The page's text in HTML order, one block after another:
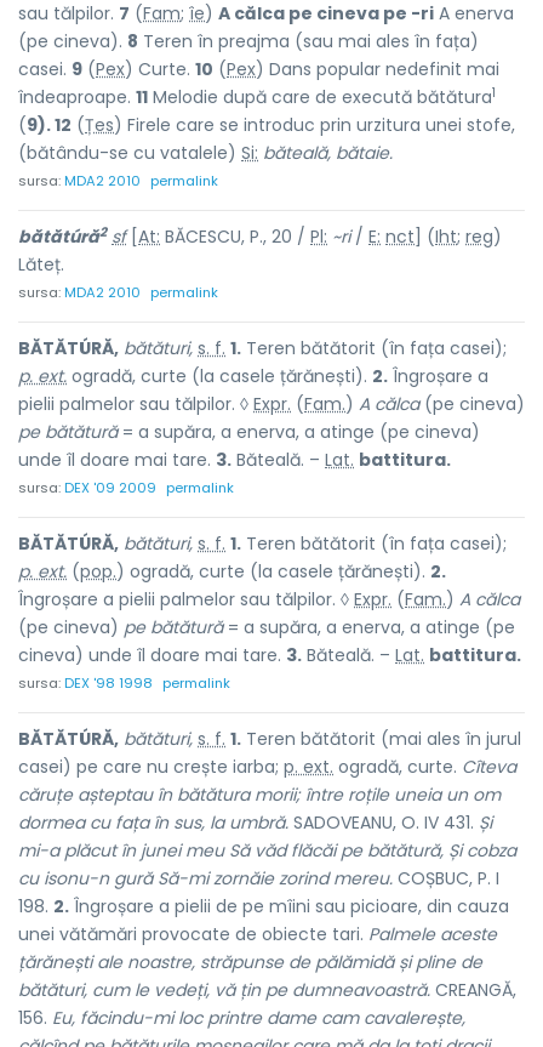
sau tălpilor. 7 (Fam; îe) A călca pe cineva pe -ri A enerva
(pe cineva). 8 Teren în preajma (sau mai ales în fața)
casei. 9 (Pex) Curte. 10 (Pex) Dans popular nedefinit mai
îndeaproape. 11 Melodie după care de execută bătătura1
(9). 12 (Țes) Firele care se introduc prin urzitura unei stofe,
(bătându-se cu vatalele) Si: băteală, bătaie.
sursa:MDA2 2010 permalink
bătătúră2 sf[ At: BĂCESCU, P., 20 / Pl: ~ri/ E: nct ] (Iht; reg)
Lăteț.
sursa:MDA2 2010 permalink
BĂTĂTÚRĂ, bătături, s. f. 1. Teren bătătorit (în fața casei);
p. ext. ogradă, curte (la casele țărănești). 2. Îngroșare a
pielii palmelor sau tălpilor. ◊ Expr. (Fam.) A călca(pe cineva)
pe bătătură= a supăra, a enerva, a atinge (pe cineva)
unde îl doare mai tare. 3. Băteală. – Lat. battitura.
sursa:DEX '09 2009 permalink
BĂTĂTÚRĂ, bătături, s. f. 1. Teren bătătorit (în fața casei);
p. ext. (pop.) ogradă, curte (la casele țărănești). 2.
Îngroșare a pielii palmelor sau tălpilor. ◊ Expr. (Fam.) A călca
(pe cineva) pe bătătură= a supăra, a enerva, a atinge (pe
cineva) unde îl doare mai tare. 3. Băteală. – Lat. battitura.
sursa:DEX '98 1998 permalink
BĂTĂTÚRĂ, bătături, s. f. 1. Teren bătătorit (mai ales în jurul
casei) pe care nu crește iarba; p. ext. ogradă, curte. Cîteva
căruțe așteptau în bătătura morii; între roțile uneia un om
dormea cu fața în sus, la umbră. SADOVEANU, O. IV 431. Și
mi-a plăcut în junei meu Să văd flăcăi pe bătătură, Și cobza
cu isonu-n gură Să-mi zornăie zorind mereu. COȘBUC, P. I
198. 2. Îngroșare a pielii de pe mîini sau picioare, din cauza
unei vătămări provocate de obiecte tari. Palmele aceste
țărănești ale noastre, străpunse de pălămidă și pline de
bătături, cum le vedeți, vă țin pe dumneavoastră. CREANGĂ,
156. Eu, făcindu-mi loc printre dame cam cavalerește,